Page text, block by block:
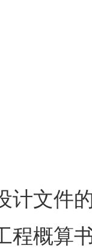
计文件
程概算